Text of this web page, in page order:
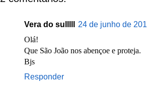
Vera do sulllll
24 de junho de
Olá!
Que São João nos abençoe e proteja.
Bjs
Responder